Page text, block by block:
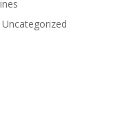
Uncategorized